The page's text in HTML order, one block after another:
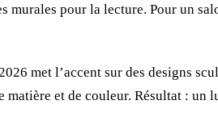
murales pour la lecture. Pour un
met l’accent sur des designs
matière et de couleur. Résultat :